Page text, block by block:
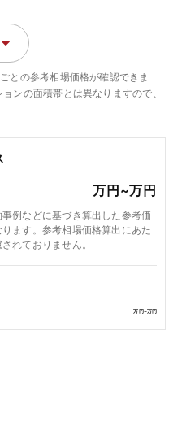
万円~万円
例などに基づき算出した参考価
ます。参考相場価格算出にあた
れておりません。
万円~万円
との参考相場価格が確認できま
ンの面積帯とは異なりますので、